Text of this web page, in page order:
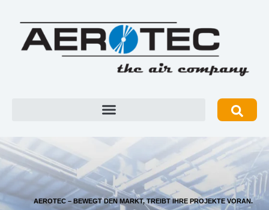
AEROTEC – BEWEGT DEN MARKT, TREIBT IHRE PROJEKTE VORAN.